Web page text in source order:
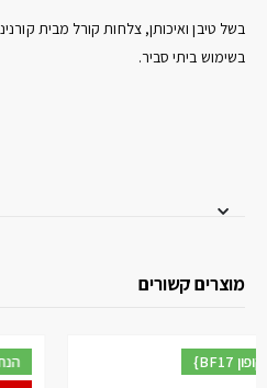
בשימוש ביתי סביר.
מוצרים קשורים
{BF17 קופון} הנחת מע"מ נוספת למצטרפים חדשים